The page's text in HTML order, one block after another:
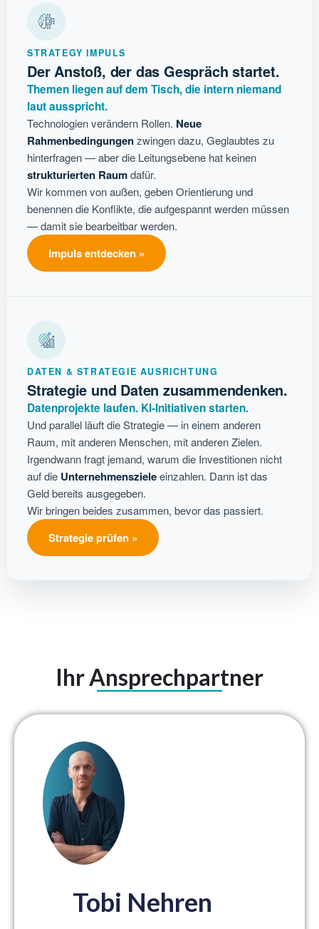
STRATEGY IMPULS
Der Anstoß, der das Gespräch startet.
Themen liegen auf dem Tisch, die intern niemand
laut ausspricht.
Technologien verändern Rollen. Neue
Rahmenbedingungenzwingen dazu, Geglaubtes zu
hinterfragen — aber die Leitungsebene hat keinen
strukturierten Raumdafür.
Wir kommen von außen, geben Orientierung und
benennen die Konflikte, die aufgespannt werden müssen
— damit sie bearbeitbar werden.
Impuls entdecken »
DATEN & STRATEGIE AUSRICHTUNG
Strategie und Daten zusammendenken.
Datenprojekte laufen. KI-Initiativen starten.
Und parallel läuft die Strategie — in einem anderen
Raum, mit anderen Menschen, mit anderen Zielen.
Irgendwann fragt jemand, warum die Investitionen nicht
auf die Unternehmenszieleeinzahlen. Dann ist das
Geld bereits ausgegeben.
Wir bringen beides zusammen, bevor das passiert.
Strategie prüfen »
Ihr Ansprechpartner
Tobi Nehren